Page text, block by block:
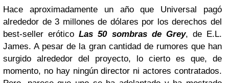
Hace aproximadamente un año que Universal pagó
alrededor de 3 millones de dólares por los derechos del
best-seller eróticoLas 50 sombras de Grey, de E.L.
James. A pesar de la gran cantidad de rumores que han
surgido alrededor del proyecto, lo cierto es que, de
momento, no hay ningún director ni actores contratados.